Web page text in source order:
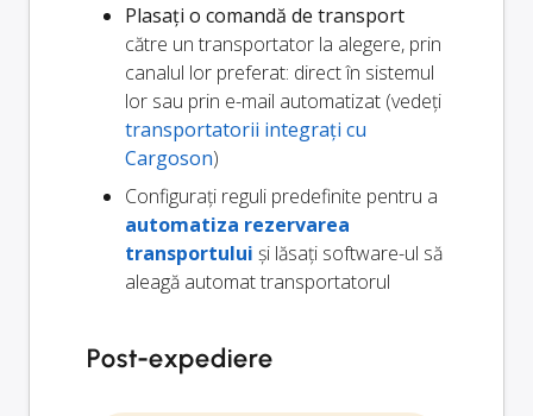
Plasați o comandă de transport
către un transportator la alegere, prin
canalul lor preferat: direct în sistemul
lor sau prin e-mail automatizat (vedeți
transportatorii integrați cu
Cargoson)
Configurați reguli predefinite pentru a
automatiza rezervarea
transportului și lăsați software-ul să
aleagă automat transportatorul
Post-expediere